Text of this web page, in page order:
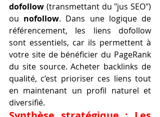
dofollow (transmettant du "jus SEO")
ou nofollow. Dans une logique de
référencement, les liens dofollow
sont essentiels, car ils permettent à
votre site de bénéficier du PageRank
du site source. Acheter backlinks de
qualité, c’est prioriser ces liens tout
en maintenant un profil naturel et
diversifié.